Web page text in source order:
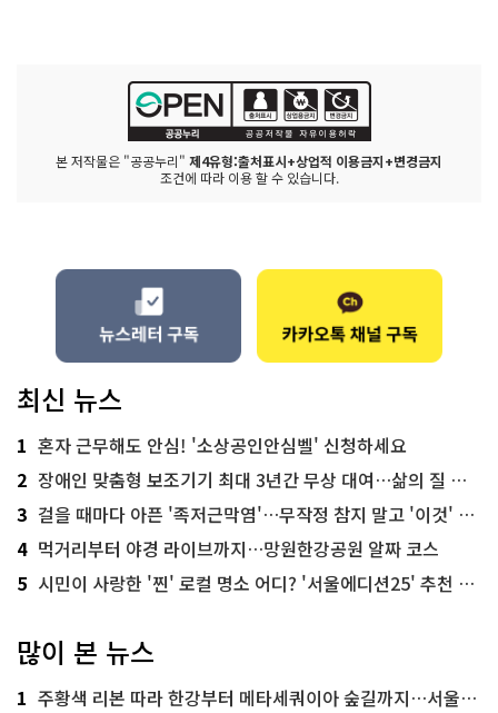
본 저작물은 "공공누리" 제4유형:출처표시+상업적 이용금지+변경금지
조건에 따라 이용 할 수 있습니다.
최신 뉴스
1 혼자 근무해도 안심! '소상공인안심벨' 신청하세요
2 장애인 맞춤형 보조기기 최대 3년간 무상 대여…삶의 질 높인다
3 걸을 때마다 아픈 '족저근막염'…무작정 참지 말고 '이것' 해보세요!
4 먹거리부터 야경 라이브까지…망원한강공원 알짜 코스
5 시민이 사랑한 '찐' 로컬 명소 어디? '서울에디션25' 추천 코스
많이 본 뉴스
1 주황색 리본 따라 한강부터 메타세쿼이아 숲길까지…서울둘레길 15코스